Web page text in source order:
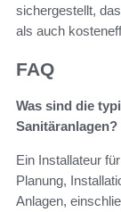
sichergestellt,
als auch
FAQ
Was sind die
Sanitäranlagen?
Ein Installateur
Planung,
Anlagen,